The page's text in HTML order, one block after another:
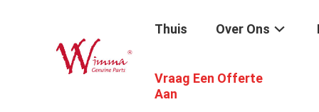
Thuis Over Ons
Vraag Een Offerte
Aan
Thuis / De Vervangstukken Van De